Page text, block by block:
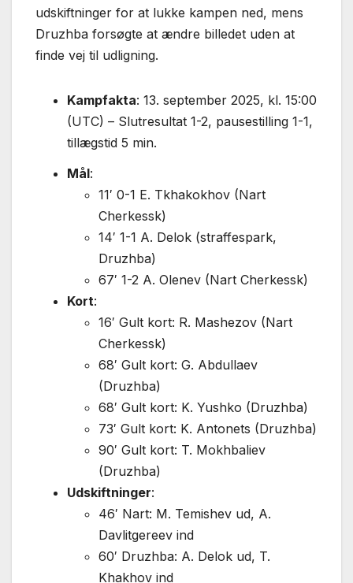
udskiftninger for at lukke kampen ned, mens
Druzhba forsøgte at ændre billedet uden at
finde vej til udligning.
Kampfakta: 13. september 2025, kl. 15:00
(UTC) – Slutresultat 1-2, pausestilling 1-1,
tillægstid 5 min.
Mål:
11′ 0-1 E. Tkhakokhov (Nart
Cherkessk)
14′ 1-1 A. Delok (straffespark,
Druzhba)
67′ 1-2 A. Olenev (Nart Cherkessk)
Kort:
16′ Gult kort: R. Mashezov (Nart
Cherkessk)
68′ Gult kort: G. Abdullaev
(Druzhba)
68′ Gult kort: K. Yushko (Druzhba)
73′ Gult kort: K. Antonets (Druzhba)
90′ Gult kort: T. Mokhbaliev
(Druzhba)
Udskiftninger:
46′ Nart: M. Temishev ud, A.
Davlitgereev ind
60′ Druzhba: A. Delok ud, T.
Khakhov ind